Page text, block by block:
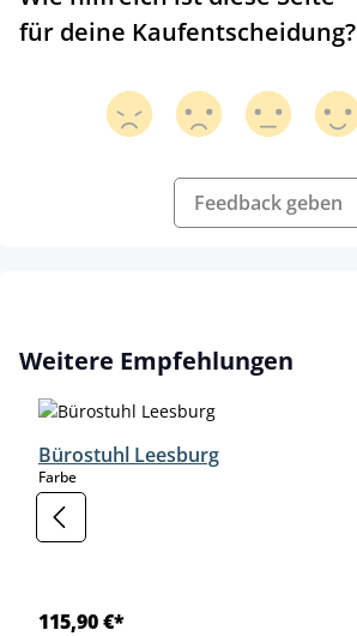
für deine Kaufentscheidung?
Feedback geben
Produktgalerie überspringen
Weitere Empfehlungen
Bürostuhl Leesburg
Farbeauswählen
115,90 €*